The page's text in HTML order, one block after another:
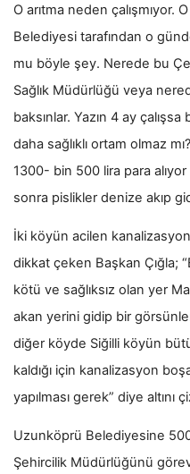
O arıtma neden çalışmıyor.
Belediyesi tarafından o
mu böyle şey. Nerede bu
Sağlık Müdürlüğü veya
baksınlar. Yazın 4 ay
daha sağlıklı ortam olmaz
1300- bin 500 lira para
sonra pislikler denize akıp
İki köyün acilen
dikkat çeken Başkan Çığla;
kötü ve sağlıksız olan yer
akan yerini gidip bir
diğer köyde Siğilli köyün
kaldığı için kanalizasyon
yapılması gerek” diye altını
Uzunköprü Belediyesine
Şehircilik Müdürlüğünü